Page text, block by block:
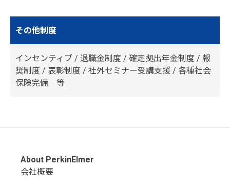
その他制度
インセンティブ / 退職金制度 / 確定拠出年金制度 / 報
奨制度 / 表彰制度 / 社外セミナー受講支援 / 各種社会
保険完備 等
About PerkinElmer
会社概要